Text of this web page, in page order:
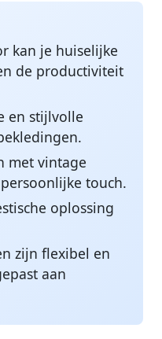
kan je huiselijke
de productiviteit
en stijlvolle
met vintage
touch.
oplossing
zijn flexibel en
aan